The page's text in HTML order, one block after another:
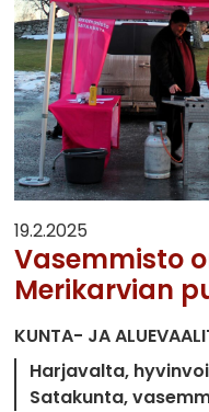
19.2.2025
Vasemmisto
Merikarvian
KUNTA- JA
Harjavalta
Satakunta